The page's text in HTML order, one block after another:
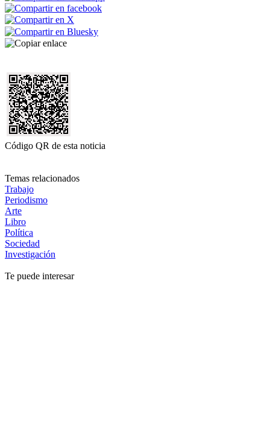
Código QR de esta noticia
Temas relacionados
Trabajo
Periodismo
Arte
Libro
Política
Sociedad
Investigación
Te puede interesar